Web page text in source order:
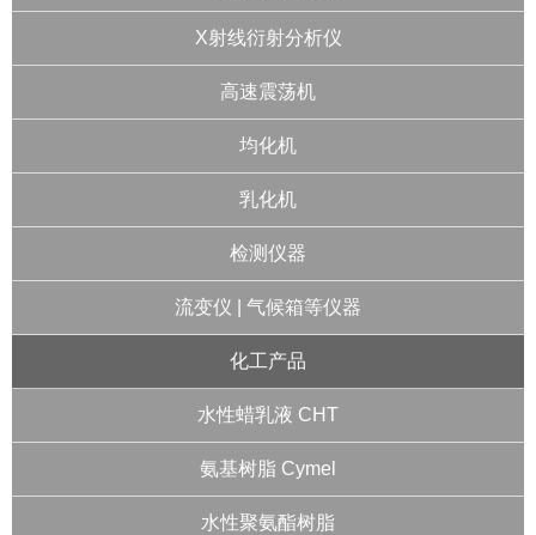
X射线衍射分析仪
高速震荡机
均化机
乳化机
检测仪器
流变仪 | 气候箱等仪器
化工产品
水性蜡乳液 CHT
氨基树脂 Cymel
水性聚氨酯树脂